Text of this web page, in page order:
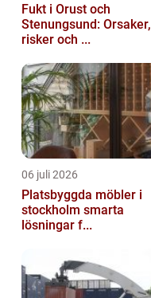
Fukt i Orust och
Stenungsund: Orsaker,
risker och ...
06 juli 2026
Platsbyggda möbler i
stockholm smarta
lösningar f...